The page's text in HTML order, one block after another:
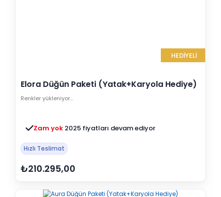
HEDİYELİ
Elora Düğün Paketi (Yatak+Karyola Hediye)
Renkler yükleniyor…
Zam yok 2025 fiyatları devam ediyor
Hızlı Teslimat
₺210.295,00